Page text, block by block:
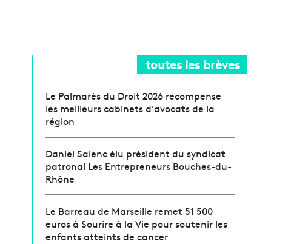
toutes les brèves
Le Palmarès du Droit 2026 récompense
les meilleurs cabinets d’avocats de la
région
Daniel Salenc élu président du syndicat
patronal Les Entrepreneurs Bouches-du-
Rhône
Le Barreau de Marseille remet 51 500
euros à Sourire à la Vie pour soutenir les
enfants atteints de cancer